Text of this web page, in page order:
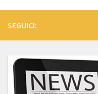
SEGUICI: